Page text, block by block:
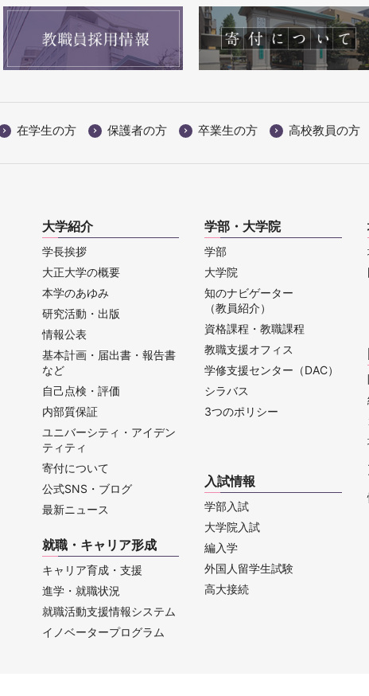
在学生の方 保護者の方 卒業生の方 高校教員の方
大学紹介
学長挨拶
大正大学の概要
本学のあゆみ
研究活動・出版
情報公表
基本計画・届出書・報告書
など
自己点検・評価
内部質保証
ユニバーシティ・アイデン
ティティ
寄付について
公式SNS・ブログ
最新ニュース
学部・大学院
学部
大学院
知のナビゲーター
（教員紹介）
資格課程・教職課程
教職支援オフィス
学修支援センター（DAC）
シラバス
3つのポリシー
就職・キャリア形成
キャリア育成・支援
進学・就職状況
就職活動支援情報システム
イノベータープログラム
入試情報
学部入試
大学院入試
編入学
外国人留学生試験
高大接続